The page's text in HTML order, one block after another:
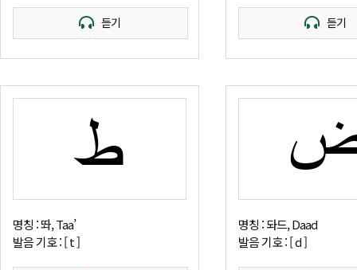
듣기 듣기
ط
명칭 : 똬, Taa’
발음 기호 : [ t ]
명칭 : 돠드, Daad
발음 기호 : [ d ]